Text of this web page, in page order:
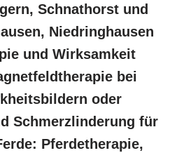
Schnathorst und
Niedringhausen
und Wirksamkeit
bei
oder
Schmerzlinderung für
Pferdetherapie,